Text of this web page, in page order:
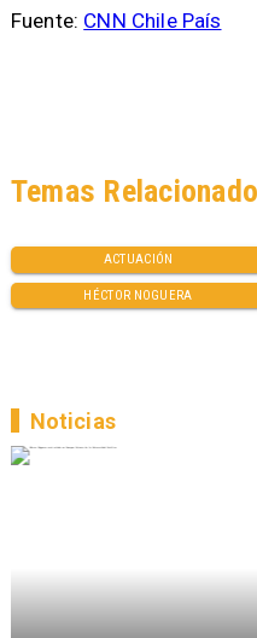
Fuente: CNN Chile País
ACTUACIÓN
HÉCTOR NOGUERA
Temas
Noticias